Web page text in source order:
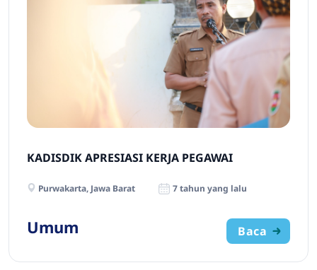
KADISDIK APRESIASI KERJA PEGAWAI
Purwakarta, Jawa Barat 7 tahun yang lalu
Umum Baca